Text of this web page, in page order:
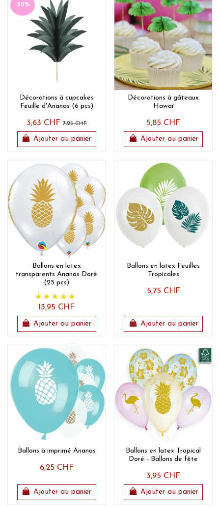
-50%
Décorations à cupcakes
Feuille d'Ananas (6 pcs)
3,63 CHF7,25 CHF
Ajouter au panier
Décorations à gâteaux
Hawaï
5,85 CHF
Ajouter au panier
Ballons en latex
transparents Ananas Doré
(25 pcs)
13,95 CHF
Ajouter au panier
Ballons en latex Feuilles
Tropicales
5,75 CHF
Ajouter au panier
Ballons à imprimé Ananas
6,25 CHF
Ajouter au panier
Ballons en latex Tropical
Doré - Ballons de fête
3,95 CHF
Ajouter au panier